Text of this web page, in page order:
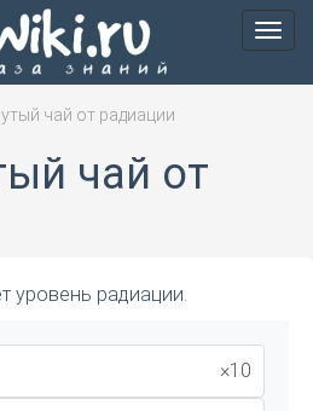
Меню
чай от радиации
чай от
уровень радиации.
×10